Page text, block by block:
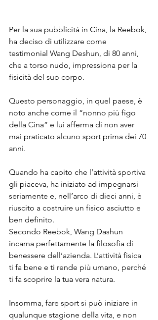
Per la sua pubblicità in Cina, la Reebok,
ha deciso di utilizzare come
testimonial Wang Deshun, di 80 anni,
che a torso nudo, impressiona per la
fisicità del suo corpo.
Questo personaggio, in quel paese, è
noto anche come il “nonno più figo
della Cina” e lui afferma di non aver
mai praticato alcuno sport prima dei 70
anni.
Quando ha capito che l’attività sportiva
gli piaceva, ha iniziato ad impegnarsi
seriamente e, nell’arco di dieci anni, è
riuscito a costruire un fisico asciutto e
ben definito.
Secondo Reebok, Wang Dashun
incarna perfettamente la filosofia di
benessere dell’azienda. L’attività fisica
ti fa bene e ti rende più umano, perché
ti fa scoprire la tua vera natura.
Insomma, fare sport si può iniziare in
qualunque stagione della vita, e non